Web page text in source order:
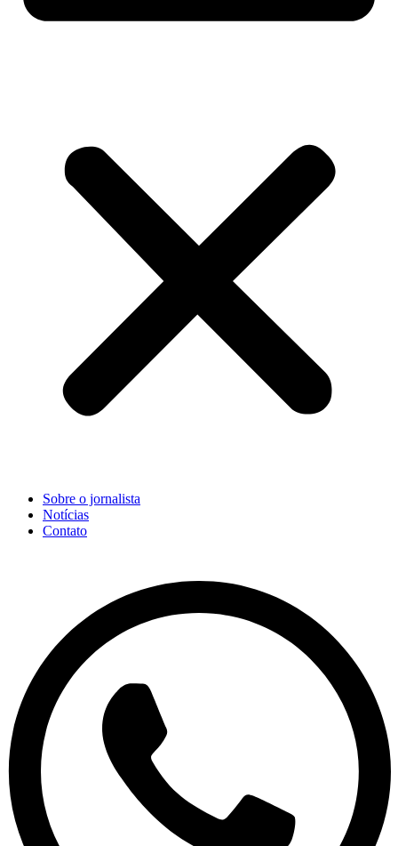
Sobre o jornalista
Notícias
Contato